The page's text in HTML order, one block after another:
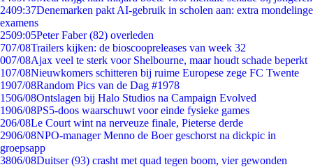
2409:37Denemarken pakt AI-gebruik in scholen aan: extra mondelinge
examens
2509:05Peter Faber (82) overleden
707/08Trailers kijken: de bioscoopreleases van week 32
007/08Ajax veel te sterk voor Shelbourne, maar houdt schade beperkt
107/08Nieuwkomers schitteren bij ruime Europese zege FC Twente
1907/08Random Pics van de Dag #1978
1506/08Ontslagen bij Halo Studios na Campaign Evolved
1906/08PS5-doos waarschuwt voor einde fysieke games
206/08Le Court wint na nerveuze finale, Pieterse derde
2906/08NPO-manager Menno de Boer geschorst na dickpic in
groepsapp
3806/08Duitser (93) crasht met quad tegen boom, vier gewonden